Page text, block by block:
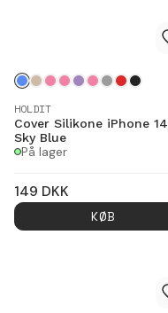
HOLDIT
Cover Silikone iPhone 14
Sky Blue
På lager
149 DKK
KØB